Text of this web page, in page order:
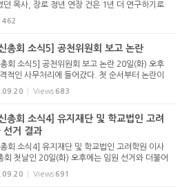
던 목사, 장로 정년 연장 건은 1년 더 연구하기로
를 마친 뒤 이어진 유안건 보고를 통해 신학위원
총회 소식5] 공천위원회 보고 논란
회 소식5] 공천위원회 보고 논란 20일(화) 오후
적인 사무처리에 들어갔다. 첫 순서부터 논란이
위원회 보고에 대한 문제제기가 있었던 것. 총회
감사국, 선거관리위원회의 구성에 있어서 지역
Views 683
총회 소식4] 유지재단 및 학교법인 고려
선거 결과
회 소식4] 유지재단 및 학교법인 고려학원 이사
회 첫날인 20일(화) 오후에는 임원 선거와 더불어
단 및 학교법인 고려학원 이사 선출이 있었다. 선출
음과 같다. <총회유지재단 이사 당선자> 정영락
Views 691